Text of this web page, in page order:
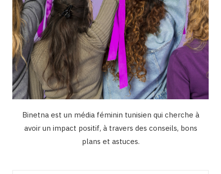
Binetna est un média féminin tunisien qui cherche à
avoir un impact positif, à travers des conseils, bons
plans et astuces.